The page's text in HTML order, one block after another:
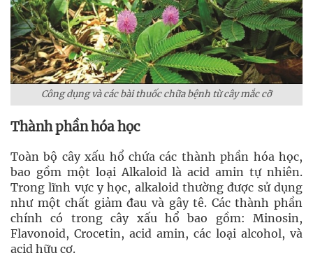
Công dụng và các bài thuốc chữa bệnh từ cây mắc cỡ
Thành phần hóa học
Toàn bộ cây xấu hổ chứa các thành phần hóa học,
bao gồm một loại Alkaloid là acid amin tự nhiên.
Trong lĩnh vực y học, alkaloid thường được sử dụng
như một chất giảm đau và gây tê. Các thành phần
chính có trong cây xấu hổ bao gồm: Minosin,
Flavonoid, Crocetin, acid amin, các loại alcohol, và
acid hữu cơ.